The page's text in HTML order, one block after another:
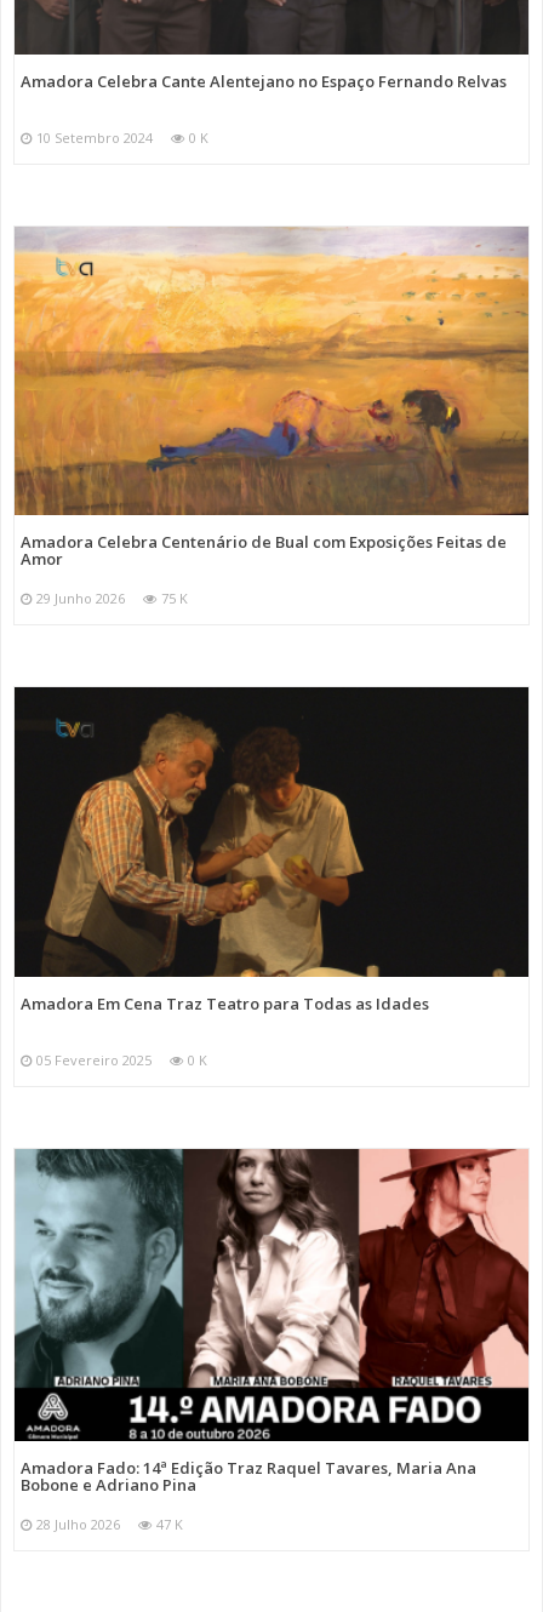
Amadora Celebra Cante Alentejano no Espaço Fernando Relvas
10 Setembro 2024 0 K
Amadora Celebra Centenário de Bual com Exposições Feitas de
Amor
29 Junho 2026 75 K
Amadora Em Cena Traz Teatro para Todas as Idades
05 Fevereiro 2025 0 K
Amadora Fado: 14ª Edição Traz Raquel Tavares, Maria Ana
Bobone e Adriano Pina
28 Julho 2026 47 K